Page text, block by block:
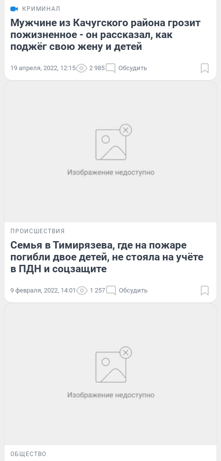
КРИМИНАЛ
Мужчине из Качугского района грозит
пожизненное - он рассказал, как
поджёг свою жену и детей
19 апреля, 2022, 12:15 2 985 Обсудить
ПРОИСШЕСТВИЯ
Семья в Тимирязева, где на пожаре
погибли двое детей, не стояла на учёте
в ПДН и соцзащите
9 февраля, 2022, 14:01 1 257 Обсудить
ОБЩЕСТВО